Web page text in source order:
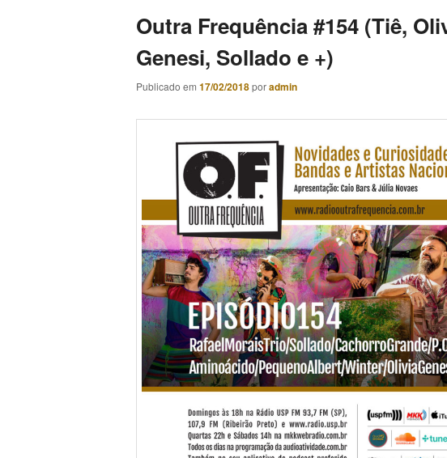
Outra Frequência #154 (Tiê,
Genesi, Sollado e +)
Publicado em 17/02/2018poradmin